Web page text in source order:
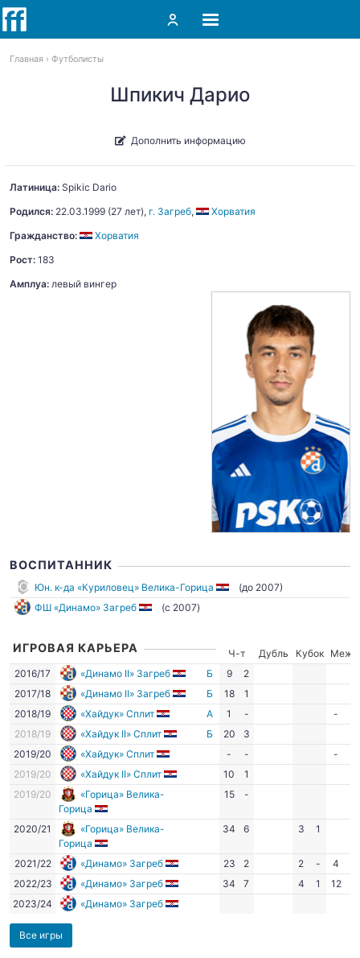
Главная Футболисты
Шпикич Дарио
Дополнить информацию
Латиница: Spikic Dario
Родился: 22.03.1999 (27 лет), г. Загреб,
Хорватия
Гражданство:
Хорватия
Рост: 183
Амплуа: левый вингер
ВОСПИТАННИК
Юн. к-да «Куриловец» Велика-Горица
(до 2007)
ФШ «Динамо» Загреб
(c 2007)
ИГРОВАЯ КАРЬЕРА Ч-т Дубль Кубок
Межд.
2016/17
«Динамо II» Загреб Б 9
2
2017/18
«Динамо II» Загреб Б 18
1
2018/19
«Хайдук» Сплит А 1 - -
2018/19
«Хайдук II» Сплит Б 20
3
2019/20
«Хайдук» Сплит - - -
2019/20
«Хайдук II» Сплит 10
1
2019/20
«Горица» Велика-
Горица
15 -
2020/21
«Горица» Велика-
Горица
34 6 3 1
2021/22 «Динамо» Загреб 23 2 2 - 4
2022/23
«Динамо» Загреб 34 7 4 1 12
2023/24
«Динамо» Загреб
Все игры